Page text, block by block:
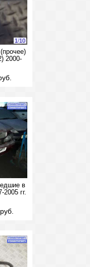
1/10
2000-
в
2005 гг.